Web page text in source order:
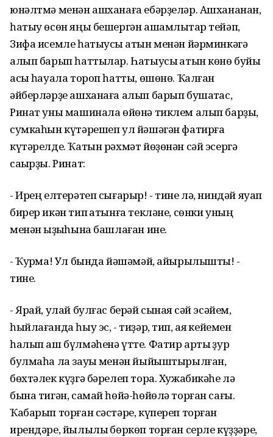
юнәлтмә менән ашханаға ебәрҙеләр. Ашхананан,
һатыу өсөн яңы бешергән ашамлыҡтар тейәп,
Зифа исемле һатыусы ҡатын менән йәрминкәгә
алып барып һаттылар. Һатыусы ҡатын көнө буйы
асыҡ һауала тороп һатты, өшөнө. Ҡалған
әйберләрҙе ашханаға алып барып бушатҡас,
Ринат уны машинала өйөнә тиклем алып барҙы,
сумкаһын күтәрешеп ул йәшәгән фатирға
күтәрелде. Ҡатын рәхмәт йөҙөнән сәй эсергә
саҡырҙы. Ринат:
- Ирең елтерәтеп сығарыр! - тине лә, ниндәй яуап
бирер икән тип ҡатынға текләне, сөнки уның
менән ҡыҙыҡһына башлаған ине.
- Ҡурҡма! Ул бында йәшәмәй, айырылыштыҡ! -
тине.
- Ярай, улай булғас берәй сынаяҡ сәй эсәйем,
һыйлағанда һыу эс, - тиҙәр, тип, аяҡ кейемен
һалып аш бүлмәһенә үтте. Фатир артыҡ ҙур
булмаһа ла зауыҡ менән йыйыштырылған,
бөхтәлек күҙгә бәрелеп тора. Хужабикәһе лә
бына тигән, самай һөйә-һөйөлә торған сағы.
Ҡабарып торған сәстәре, күпереп торған
ирендәре, йылылыҡ бөркөп торған серле күҙҙәре,